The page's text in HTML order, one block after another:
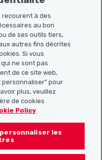
:
à des
au bon
de ses outils tiers,
autres fins décrites
Si vous
ne sont pas
de ce site web,
personnaliser" pour
plus, veuillez
de cookies
Policy
les